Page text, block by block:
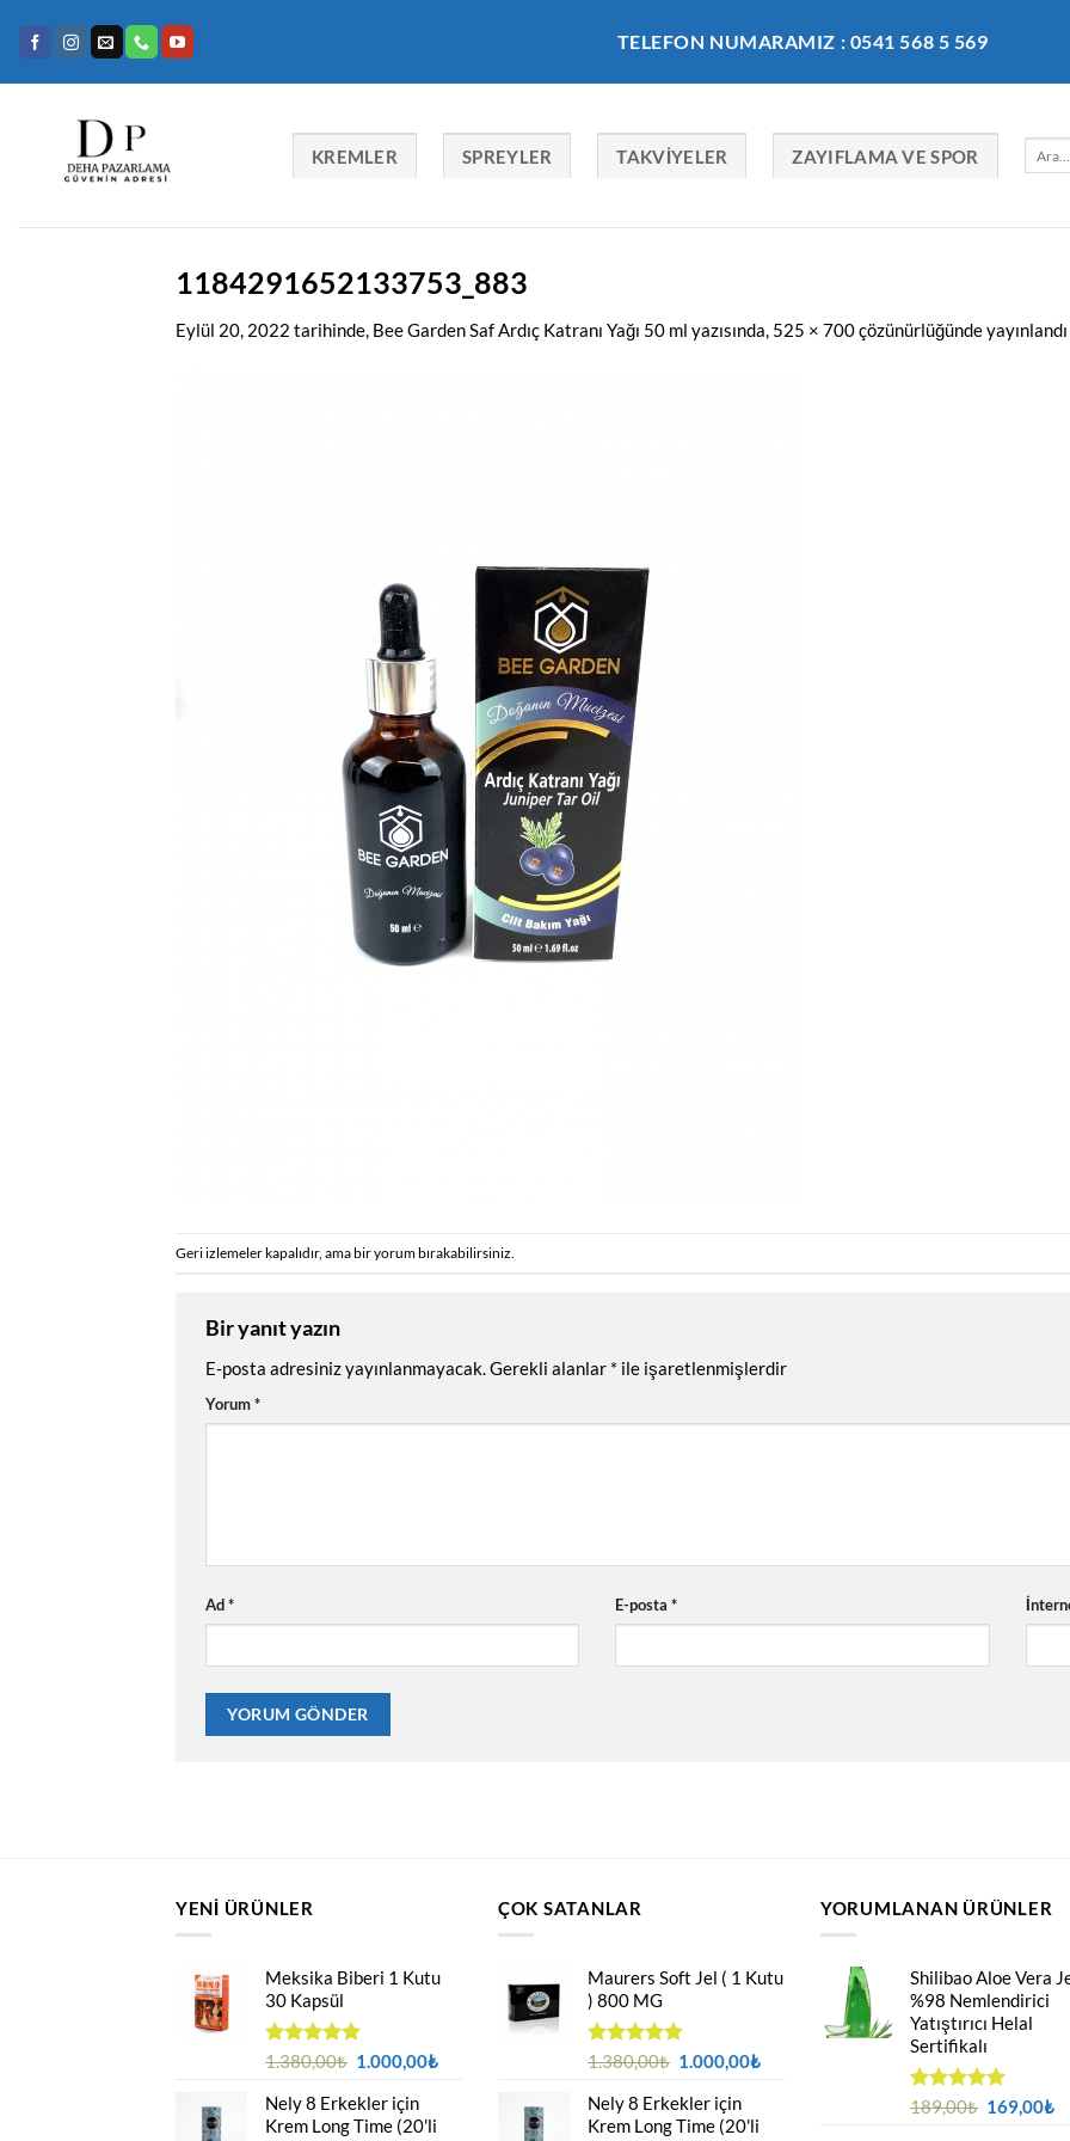
TELEFON NUMARAMIZ : 0541 568 5 569
KREMLER SPREYLER TAKVIYELER ZAYIFLAMA VE SPOR
1184291652133753_883
Eylül 20, 2022 tarihinde, Bee Garden Saf Ardıç Katranı Yağı 50 ml yazısında, 525 × 700çözünürlüğünde yayınlandı
Geri izlemeler kapalıdır, amabir yorumbırakabilirsiniz.
Bir yanıt yazın
E-posta adresiniz yayınlanmayacak.Gerekli alanlar * ile işaretlenmişlerdir
Yorum*
Ad* E-posta*
YENI ÜRÜNLER
Meksika Biberi 1 Kutu
30 Kapsül
5 üzerinden
aldı
1.380,00₺ Orijinal
1.380,00₺.
1.000,00₺Şu
Nely 8 Erkekler için
Krem Long Time (20'li
ÇOK SATANLAR
Maurers Soft Jel ( 1 Kutu
) 800 MG
5 üzerinden
aldı
1.380,00₺ Orijinal
1.380,00₺.
1.000,00₺Şu
Nely 8 Erkekler için
Krem Long Time (20'li
YORUMLANAN ÜRÜNLER
Shilibao Aloe Vera
%98 Nemlendirici
Yatıştırıcı Helal
Sertifikalı
5 üzerinden
189,00₺ Orijinal
169,00₺Şu